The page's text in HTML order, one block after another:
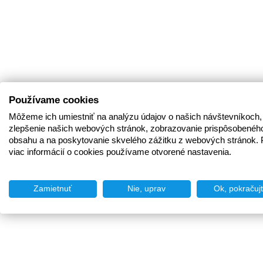
Používame cookies
Môžeme ich umiestniť na analýzu údajov o našich
zlepšenie našich webových stránok, zobrazovanie
obsahu a na poskytovanie skvelého zážitku z webových stránok.
viac informácií o cookies používame otvorené nastavenia.
Zamietnuť Nie, uprav Ok,